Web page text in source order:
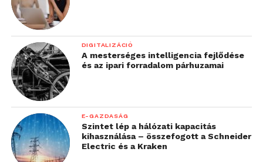
DIGITALIZÁCIÓ
A mesterséges intelligencia fejlődése
és az ipari forradalom párhuzamai
E-GAZDASÁG
Szintet lép a hálózati kapacitás
kihasználása – összefogott a Schneider
Electric és a Kraken